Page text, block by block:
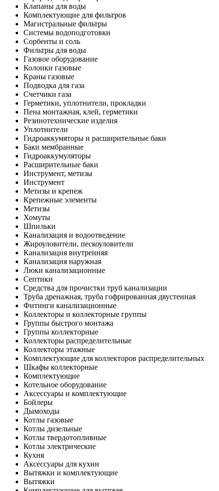
Клапаны для воды
Комплектующие для фильтров
Магистральные фильтры
Системы водоподготовки
Сорбенты и соль
Фильтры для воды
Газовое оборудование
Колонки газовые
Краны газовые
Подводка для газа
Счетчики газа
Герметики, уплотнители, прокладки
Пена монтажная, клей, герметики
Резинотехнические изделия
Уплотнители
Гидроаккумяторы и расширительные баки
Баки мембранные
Гидроаккумуляторы
Расширительные баки
Инструмент, метизы
Инструмент
Метизы и крепеж
Крепежные элементы
Метизы
Хомуты
Шпильки
Канализация и водоотведение
Жироуловители, пескоуловители
Канализация внутренняя
Канализация наружная
Люки канализационные
Септики
Средства для прочистки труб канализации
Труба дренажная, труба гофрированная двустенная
Фитинги канализационные
Коллекторы и коллекторные группы
Группы быстрого монтажа
Группы коллекторные
Коллекторы распределительные
Коллекторы этажные
Комплектующие для коллекторов распределительных
Шкафы коллекторные
Комплектующие
Котельное оборудование
Аксессуары и комплектующие
Бойлеры
Дымоходы
Котлы газовые
Котлы дизельные
Котлы твердотопливные
Котлы электрические
Кухня
Аксессуары для кухни
Вытяжки и комплектующие
Вытяжки